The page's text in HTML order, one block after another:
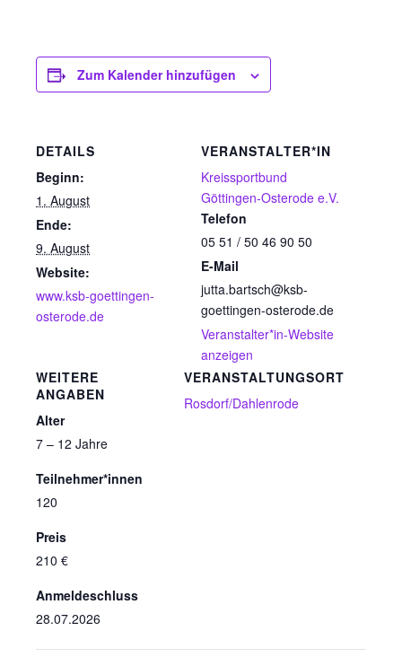
Zum Kalender hinzufügen
DETAILS
Beginn:
1. August
Ende:
9. August
Website:
www.ksb-goettingen-
osterode.de
VERANSTALTUNGSORT
Rosdorf/Dahlenrode
VERANSTALTER*IN
Kreissportbund
Göttingen-Osterode e.V.
Telefon
05 51 / 50 46 90 50
E-Mail
jutta.bartsch@ksb-
goettingen-osterode.de
Veranstalter*in-Website
anzeigen
WEITERE
ANGABEN
Alter
7 – 12 Jahre
Teilnehmer*innen
120
Preis
210 €
Anmeldeschluss
28.07.2026